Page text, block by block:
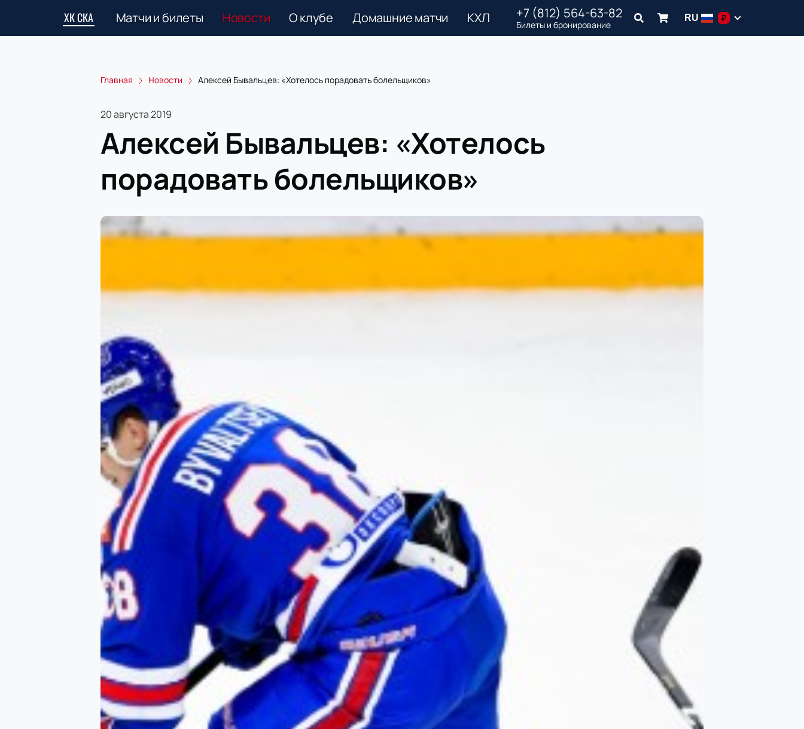
ХК СКА Матчи и билеты Новости О клубе Домашние матчи КХЛ +7 (812) 564-63-82
Билеты и бронирование
RU ₽
Главная Новости Алексей Бывальцев: «Хотелось порадовать болельщиков»
20 августа 2019
Алексей Бывальцев: «Хотелось
порадовать болельщиков»